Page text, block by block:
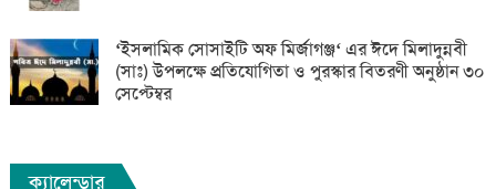
‘ইসলামিক সোসাইটি অফ মির্জাগঞ্জ‘ এর ঈদে মিলাদুন্নবী
(সাঃ) উপলক্ষে প্রতিযোগিতা ও পুরস্কার বিতরণী অনুষ্ঠান ৩০
সেপ্টেম্বর
ক্যালেন্ডার